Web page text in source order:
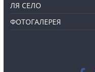
ЛЯ СЕЛО
ФОТОГАЛЕРЕЯ